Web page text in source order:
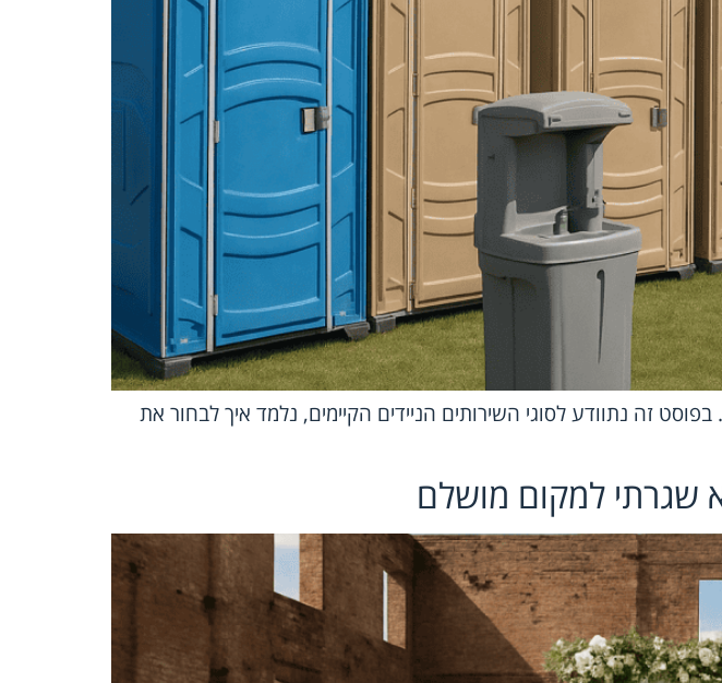
זה נתוודע לסוגי השירותים הניידים הקיימים, נלמד איך לבחור את
שגרתי למקום מושלם